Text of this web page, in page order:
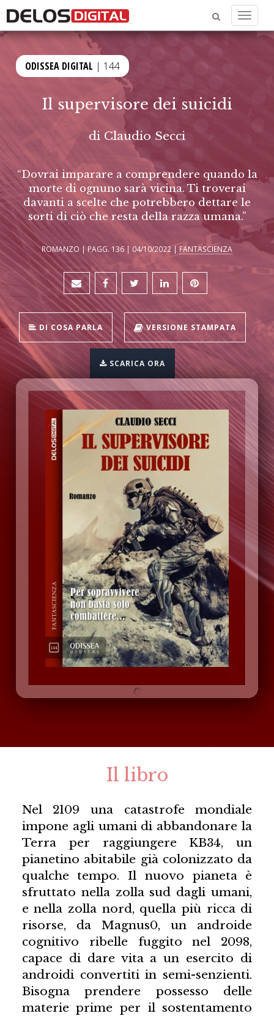
Menu
ODISSEA DIGITAL | 144
Il supervisore dei suicidi
di Claudio Secci
“Dovrai imparare a comprendere quando la
morte di ognuno sarà vicina. Ti troverai
davanti a scelte che potrebbero dettare le
sorti di ciò che resta della razza umana.”
ROMANZO | PAGG. 136 | 04/10/2022 | FANTASCIENZA
DI COSA PARLA VERSIONE STAMPATA
SCARICA ORA
Il libro
Nel 2109 una catastrofe mondiale
impone agli umani di abbandonare la
Terra per raggiungere KB34, un
pianetino abitabile già colonizzato da
qualche tempo. Il nuovo pianeta è
sfruttato nella zolla sud dagli umani,
e nella zolla nord, quella più ricca di
risorse, da Magnus0, un androide
cognitivo ribelle fuggito nel 2098,
capace di dare vita a un esercito di
androidi convertiti in semi-senzienti.
Bisogna prendere possesso delle
materie prime per il sostentamento